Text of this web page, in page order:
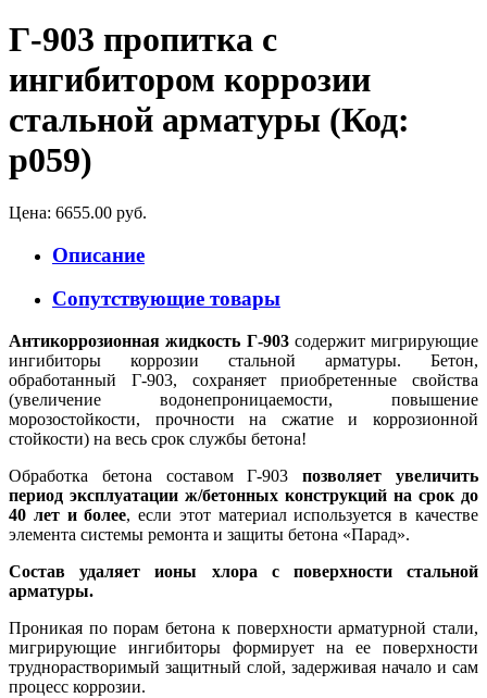
Г-903 пропитка с
ингибитором коррозии
стальной арматуры (Код:
p059)
Цена: 6655.00 руб.
Описание
Сопутствующие товары
Антикоррозионная жидкость Г-903содержит мигрирующие
ингибиторы коррозии стальной арматуры. Бетон,
обработанный Г-903, сохраняет приобретенные свойства
(увеличение водонепроницаемости, повышение
морозостойкости, прочности на сжатие и коррозионной
стойкости) на весь срок службы бетона!
Обработка бетона составом Г-903 позволяет увеличить
период эксплуатации ж/бетонных конструкций на срок до
40 лет и более, если этот материал используется в качестве
элемента системы ремонта и защиты бетона «Парад».
Состав удаляет ионы хлора с поверхности стальной
арматуры.
Проникая по порам бетона к поверхности арматурной стали,
мигрирующие ингибиторы формирует на ее поверхности
труднорастворимый защитный слой, задерживая начало и сам
процесс коррозии.